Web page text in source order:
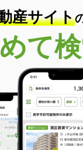
産サイト
て検